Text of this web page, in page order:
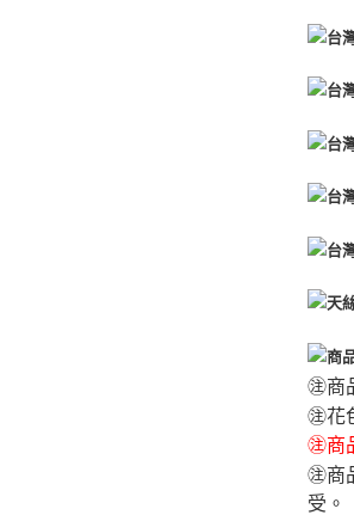
㊟商
㊟花
㊟商
㊟商
受。